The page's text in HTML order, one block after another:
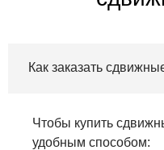
Как заказать
Чтобы купить
удобным способом: